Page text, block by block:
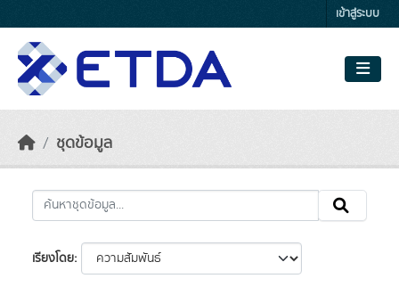
เข้าสู่ระบบ
ชุดข้อมูล
เรียงโดย